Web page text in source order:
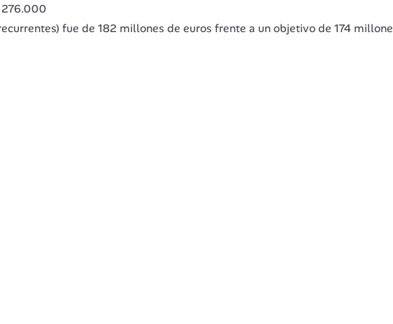
fue de 182 millones de euros frente a un objetivo de 174